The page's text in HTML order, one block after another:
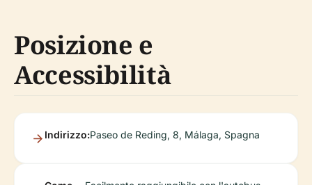
Posizione e
Accessibilità
Indirizzo:Paseo de Reding, 8, Málaga, Spagna